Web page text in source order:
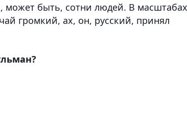
может быть, сотни людей. В масштабах
громкий, ах, он, русский, принял